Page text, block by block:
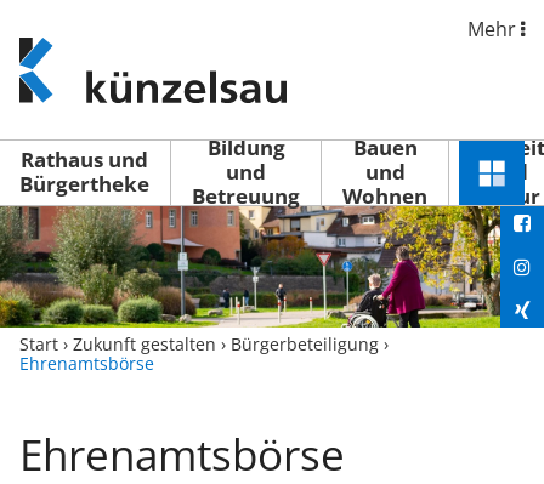
www.kuenzelsau.de
(zur
Startseite)
Mehr
Rathaus und
Bürgertheke
Bildung
und
Betreuung
Bauen
und
Wohnen
Freizeit
und
Kultur
Menü
Start › Zukunft gestalten › Bürgerbeteiligung ›
Ehrenamtsbörse
Ehrenamtsbörse